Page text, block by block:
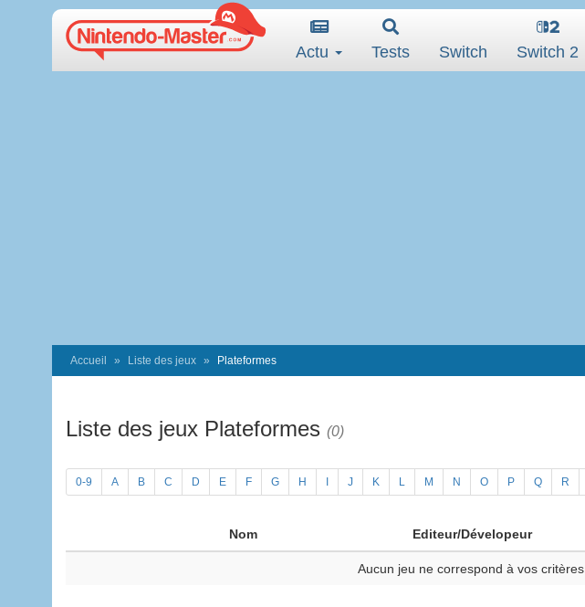
Actu Tests Switch Switch 2
Accueil Liste des jeux Plateformes
Liste des jeux Plateformes (0)
0-9 A B C D E F G H J K L M N O P Q R
Nom Editeur/Dévelopeur
Aucun jeu ne correspond à vos critères.